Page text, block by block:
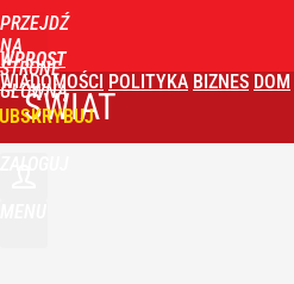
PRZEJDŹ
NA
STRONĘ
GŁÓWNĄ
WPROST
WIADOMOŚCI POLITYKA BIZNES DOM
ŚWIAT